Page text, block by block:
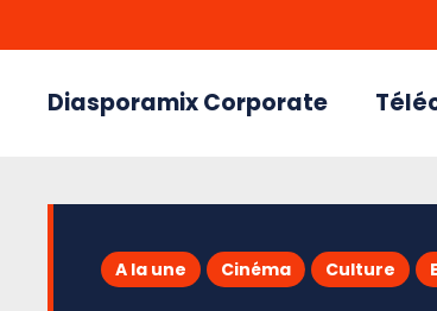
Diasporamix Corporate
A la une Cinéma Culture